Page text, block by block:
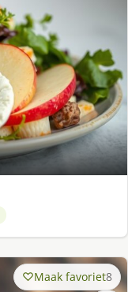
Maak favoriet8